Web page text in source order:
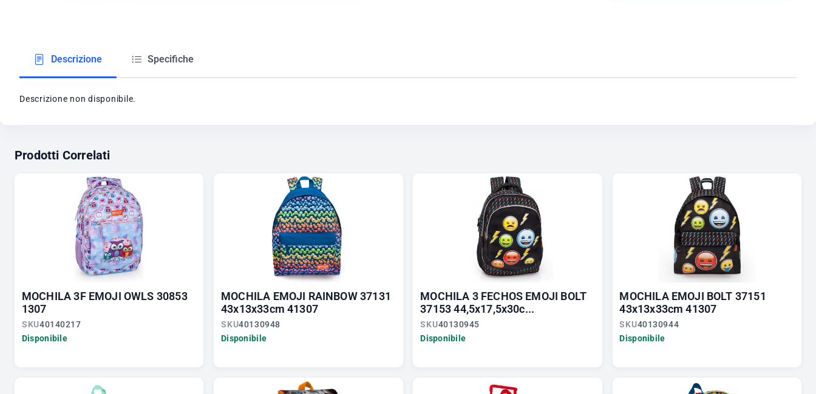
Descrizione Specifiche
Descrizione non disponibile.
Prodotti Correlati
MOCHILA 3F EMOJI OWLS 30853
1307
SKU40140217
Disponibile
MOCHILA EMOJI RAINBOW 37131
43x13x33cm 41307
SKU40130948
Disponibile
MOCHILA 3 FECHOS EMOJI BOLT
37153 44,5x17,5x30c...
SKU40130945
Disponibile
MOCHILA EMOJI BOLT 37151
43x13x33cm 41307
SKU40130944
Disponibile